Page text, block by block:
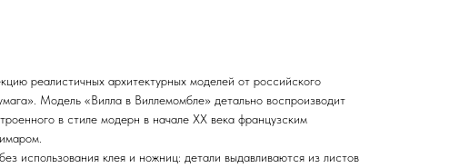
реалистичных архитектурных моделей от российского
Модель «Вилла в Виллемомбле» детально воспроизводит
в стиле модерн в начале XX века французским
использования клея и ножниц: детали выдавливаются из листов